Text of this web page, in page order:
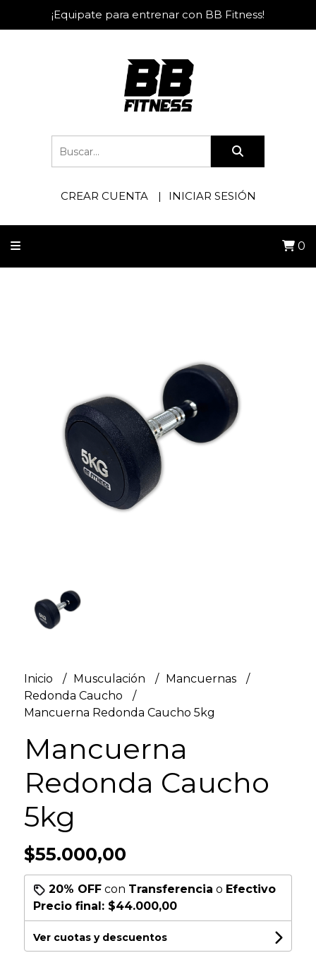
¡Equipate para entrenar con BB Fitness!
CREAR CUENTA INICIAR SESIÓN
0
Inicio Musculación
Mancuernas
Redonda Caucho
Mancuerna Redonda Caucho 5kg
Mancuerna
Redonda Caucho
5kg
$55.000,00
20% OFFcon Transferencia o Efectivo
Precio final: $44.000,00
Ver cuotas y descuentos